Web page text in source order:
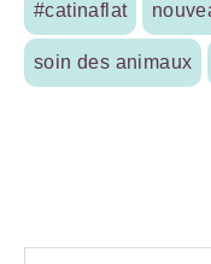
#catinaflat
soin des animaux